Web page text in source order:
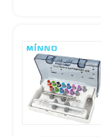
Tentang kita
Wisata pabrik